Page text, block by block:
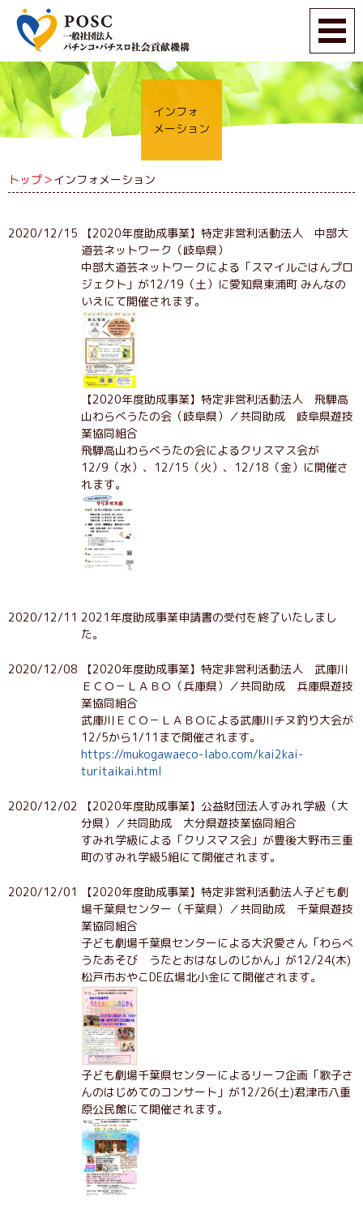
インフォ
メーション
トップ＞インフォメーション
2020/12/15
【2020年度助成事業】特定非営利活動法人 中部大
道芸ネットワーク（岐阜県）
中部大道芸ネットワークによる「スマイルごはんプロ
ジェクト」が12/19（土）に愛知県東浦町 みんなの
いえにて開催されます。
【2020年度助成事業】特定非営利活動法人 飛騨高
山わらべうたの会（岐阜県）／共同助成 岐阜県遊技
業協同組合
飛騨高山わらべうたの会によるクリスマス会が
12/9（水）、12/15（火）、12/18（金）に開催さ
れます。
2020/12/11 2021年度助成事業申請書の受付を終了いたしまし
た。
2020/12/08
【2020年度助成事業】特定非営利活動法人 武庫川
ＥＣＯ－ＬＡＢＯ（兵庫県）／共同助成 兵庫県遊技
業協同組合
武庫川ＥＣＯ－ＬＡＢＯによる武庫川チヌ釣り大会が
12/5から1/11まで開催されます。
https://mukogawaeco-labo.com/kai2kai-
turitaikai.html
2020/12/02
【2020年度助成事業】公益財団法人すみれ学級（大
分県）／共同助成 大分県遊技業協同組合
すみれ学級による「クリスマス会」が豊後大野市三重
町のすみれ学級5組にて開催されます。
2020/12/01
【2020年度助成事業】特定非営利活動法人子ども劇
場千葉県センター（千葉県）／共同助成 千葉県遊技
業協同組合
子ども劇場千葉県センターによる大沢愛さん「わらべ
うたあそび うたとおはなしのじかん」が12/24(木)
松戸市おやこDE広場北小金にて開催されます。
子ども劇場千葉県センターによるリーフ企画「歌子さ
んのはじめてのコンサート」が12/26(土)君津市八重
原公民館にて開催されます。